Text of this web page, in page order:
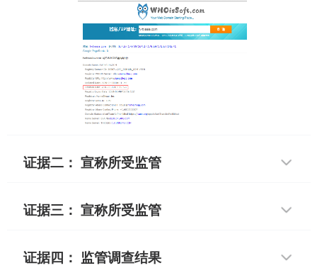
证据二： 宣称所受监管
证据三： 宣称所受监管
证据四： 监管调查结果